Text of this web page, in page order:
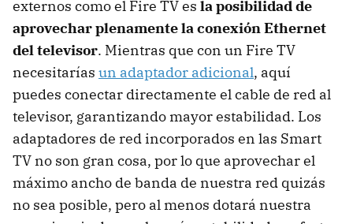
externos como el Fire TV es la posibilidad de
aprovechar plenamente la conexión Ethernet
del televisor. Mientras que con un Fire TV
necesitarías un adaptador adicional, aquí
puedes conectar directamente el cable de red al
televisor, garantizando mayor estabilidad. Los
adaptadores de red incorporados en las Smart
TV no son gran cosa, por lo que aprovechar el
máximo ancho de banda de nuestra red quizás
no sea posible, pero al menos dotará nuestra